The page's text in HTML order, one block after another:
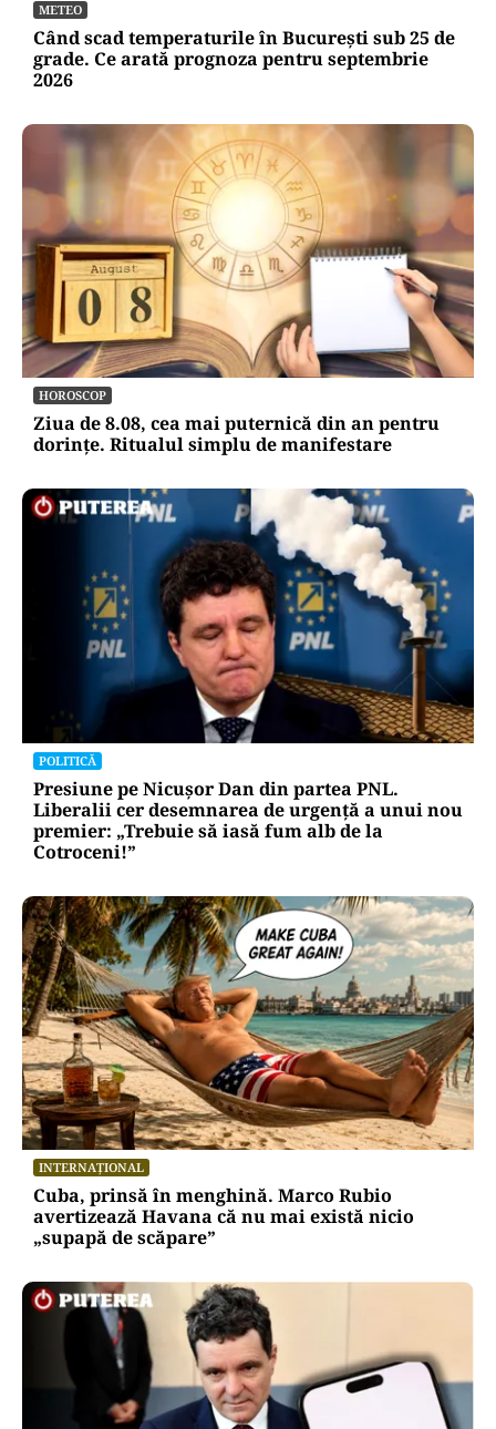
METEO
Când scad temperaturile în București sub 25 de
grade. Ce arată prognoza pentru septembrie
2026
HOROSCOP
Ziua de 8.08, cea mai puternică din an pentru
dorințe. Ritualul simplu de manifestare
POLITICĂ
Presiune pe Nicușor Dan din partea PNL.
Liberalii cer desemnarea de urgență a unui nou
premier: „Trebuie să iasă fum alb de la
Cotroceni!”
INTERNAȚIONAL
Cuba, prinsă în menghină. Marco Rubio
avertizează Havana că nu mai există nicio
„supapă de scăpare”